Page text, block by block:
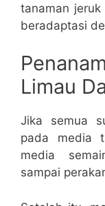
tanaman
beradaptasi
Limau
Jika semua
pada media
media
sampai